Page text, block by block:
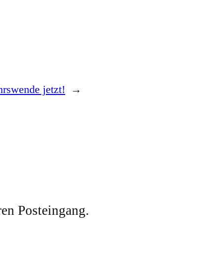
jetzt! →
Posteingang.